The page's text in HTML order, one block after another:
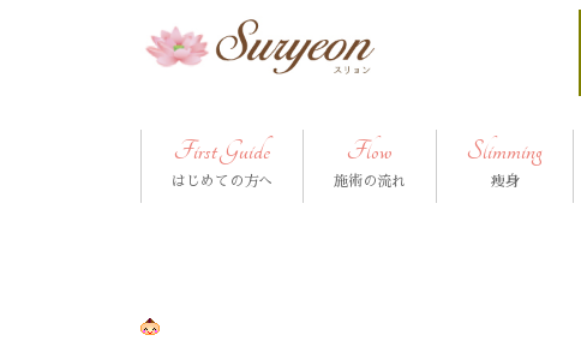
First Guide
はじめての方へ
Flow
施術の流れ
Slimming
痩身